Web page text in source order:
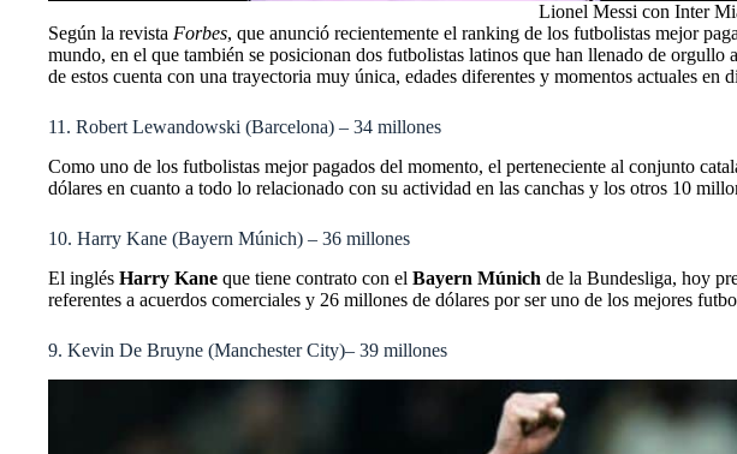
Lionel Messi con Inter
Según la revista Forbes, que anunció recientemente el ranking de los futbolistas mejor
mundo, en el que también se posicionan dos futbolistas latinos que han llenado de
de estos cuenta con una trayectoria muy única, edades diferentes y momentos actuales en
11. Robert Lewandowski (Barcelona) – 34 millones
Como uno de los futbolistas mejor pagados del momento, el perteneciente al conjunto
dólares en cuanto a todo lo relacionado con su actividad en las canchas y los otros 10
10. Harry Kane (Bayern Múnich) – 36 millones
El inglés Harry Kane que tiene contrato con el Bayern Múnich de la Bundesliga, hoy
referentes a acuerdos comerciales y 26 millones de dólares por ser uno de los mejores
9. Kevin De Bruyne (Manchester City)– 39 millones